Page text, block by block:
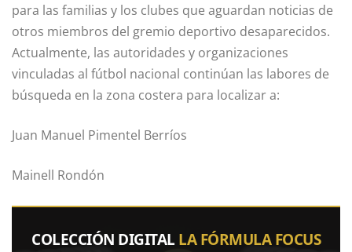
para las familias y los clubes que aguardan noticias de
otros miembros del gremio deportivo desaparecidos.
Actualmente, las autoridades y organizaciones
vinculadas al fútbol nacional continúan las labores de
búsqueda en la zona costera para localizar a:
Juan Manuel Pimentel Berríos
Mainell Rondón
COLECCIÓN DIGITAL LA FÓRMULA FOCUS